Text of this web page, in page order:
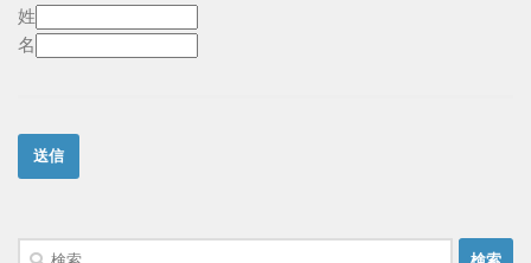
姓
名
検